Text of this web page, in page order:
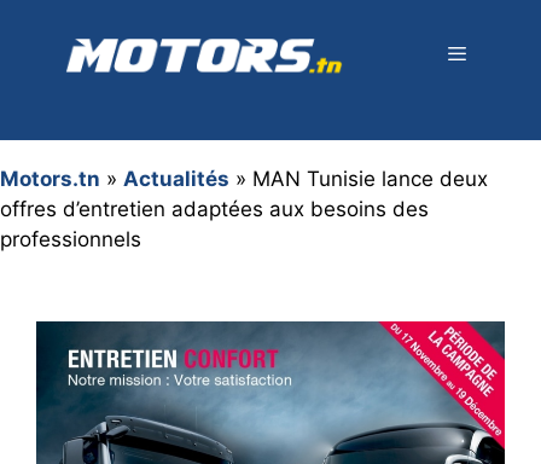
contenu
Motors.tn » Actualités » MAN Tunisie lance deux
offres d’entretien adaptées aux besoins des
professionnels